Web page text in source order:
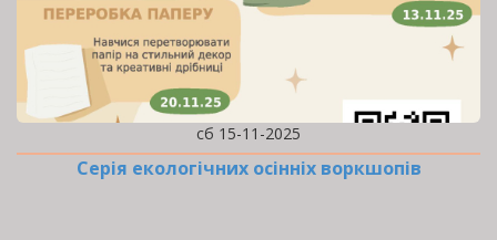
сб 15-11-2025
Серія екологічних осінніх воркшопів